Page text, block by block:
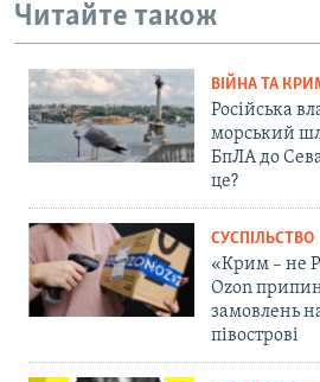
Читайте також
ВІЙНА ТА
Російська
морський
БпЛА до
це?
СУСПІЛЬСТВО
«Крим – не
Ozon
замовлень
півострові